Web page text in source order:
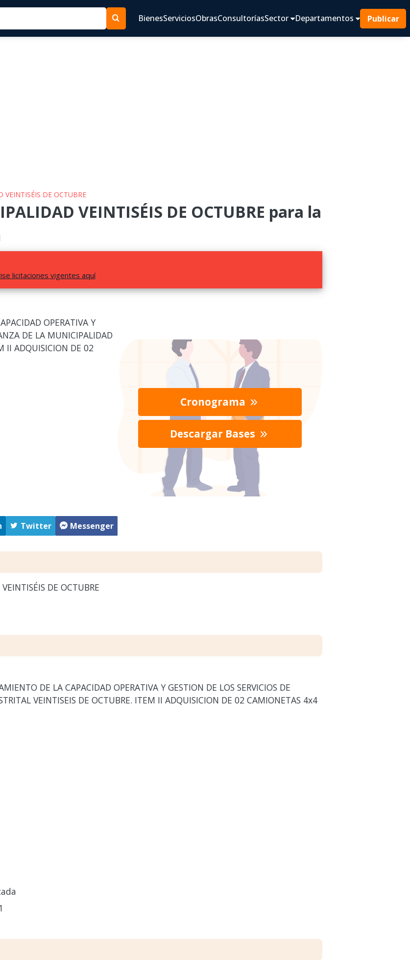
BienesServiciosObrasConsultoríasSector Departamentos Publicar
DE OCTUBRE
VEINTISÉIS DE OCTUBRE para la
licitaciones vigentes aquí
OPERATIVA Y
DE LA MUNICIPALIDAD
II ADQUISICION DE 02
Twitter Messenger
Cronograma
Descargar Bases
DE OCTUBRE
DE LA CAPACIDAD OPERATIVA Y GESTION DE LOS SERVICIOS DE
VEINTISEIS DE OCTUBRE. ITEM II ADQUISICION DE 02 CAMIONETAS 4x4